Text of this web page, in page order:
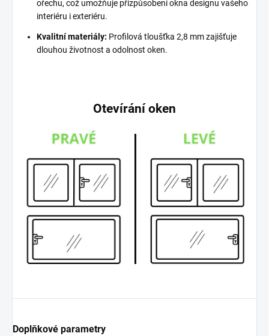
ořechu, což umožňuje přizpůsobení okna designu vašeho
interiéru i exteriéru.
Kvalitní materiály: Profilová tloušťka 2,8 mm zajišťuje
dlouhou životnost a odolnost oken.
Otevírání oken
Doplňkové parametry